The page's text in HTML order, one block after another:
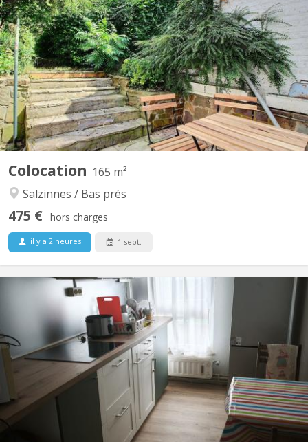
Colocation 165 m²
Salzinnes / Bas prés
475 € hors charges
il y a 2 heures 1 sept.
Colocation rénovée à Salzinnes (Namur) - IL RESTE 1 grande
chambre disponible. Maison entièrement rénovée en 2023 (PEB
C), située Avenue de Marlagne 77, à deux pas de la Clinique
Sainte-Elisabeth, du département paramédical Hénallux et à
quelques minutes du centre-ville. ✨ La maison (165 m²)...
KN 5889
Une chambre duplex à louer au second étage d'une maison à St
Servais dans une rue calme avec tout à proximité.